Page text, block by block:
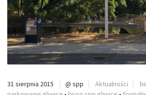
31 sierpnia 2015 @ spp Aktualności